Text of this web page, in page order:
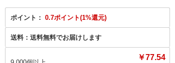
ポイント： 0.7ポイント(1%還元)
送料： 送料無料でお届けします
￥77.54